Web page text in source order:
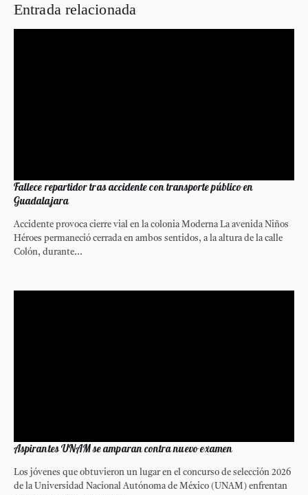
Entrada relacionada
Fallece repartidor tras accidente con transporte público en
Guadalajara
Accidente provoca cierre vial en la colonia Moderna La avenida Niños
Héroes permaneció cerrada en ambos sentidos, a la altura de la calle
Colón, durante...
Aspirantes UNAM se amparan contra nuevo examen
Los jóvenes que obtuvieron un lugar en el concurso de selección 2026
de la Universidad Nacional Autónoma de México (UNAM) enfrentan